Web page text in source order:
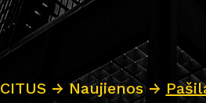
CITUS →Naujienos→